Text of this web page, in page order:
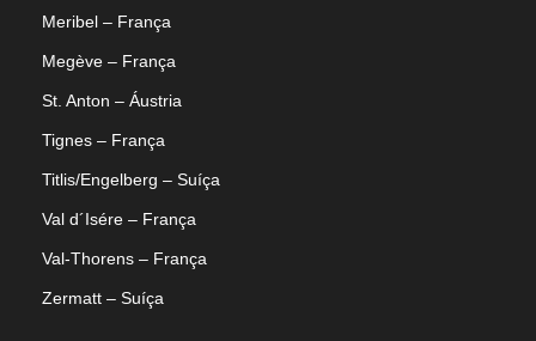
Meribel – França
Megève – França
St. Anton – Áustria
Tignes – França
Titlis/Engelberg – Suíça
Val d´Isére – França
Val-Thorens – França
Zermatt – Suíça